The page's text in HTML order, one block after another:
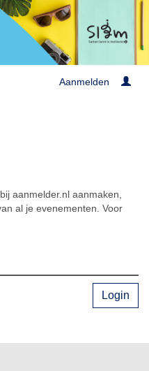
Aanmelden
aanmelder.nl aanmaken,
al je evenementen. Voor
Login